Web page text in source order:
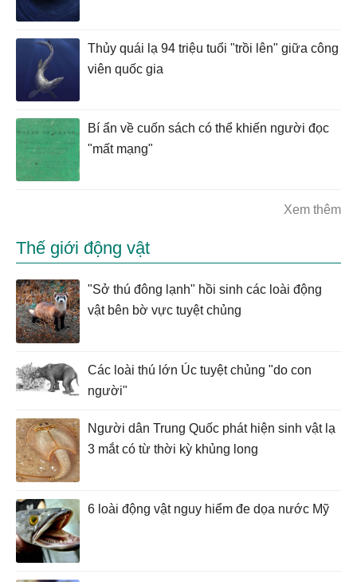
Thủy quái lạ 94 triệu tuổi "trồi lên" giữa công
viên quốc gia
Bí ẩn về cuốn sách có thể khiến người đọc
"mất mạng"
Xem thêm
Thế giới động vật
"Sở thú đông lạnh" hồi sinh các loài động
vật bên bờ vực tuyệt chủng
Các loài thú lớn Úc tuyệt chủng "do con
người"
Người dân Trung Quốc phát hiện sinh vật lạ
3 mắt có từ thời kỳ khủng long
6 loài động vật nguy hiểm đe dọa nước Mỹ